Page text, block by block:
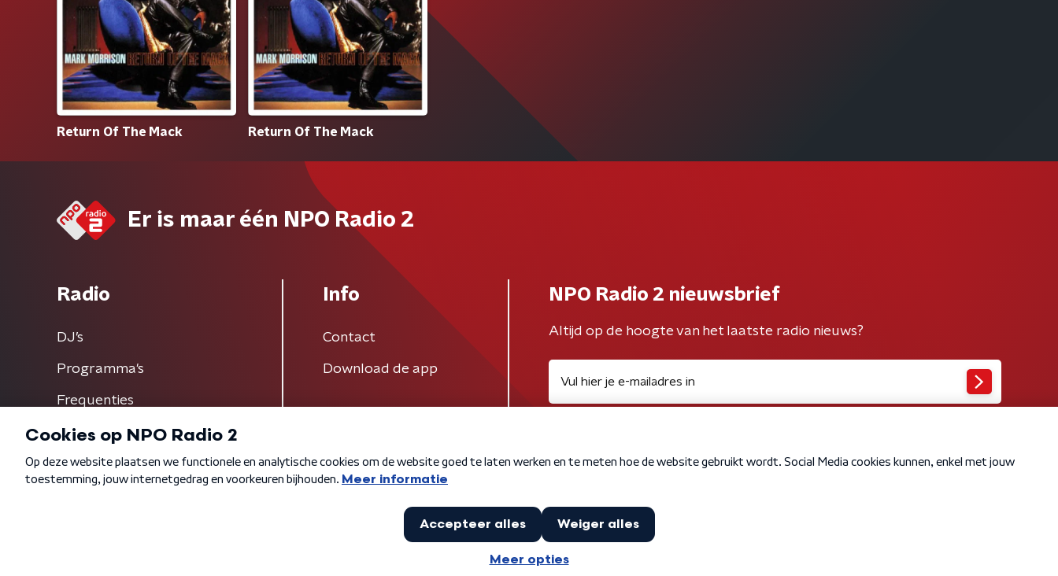
Return Of The Mack Return Of The Mack
Er is maar één NPO Radio 2
Radio
DJ’s
Programma's
Frequenties
Info
Contact
Download de app
NPO Radio 2 nieuwsbrief
Altijd op de hoogte van het laatste radio nieuws?
Algemene voorwaarden Privacybeleid